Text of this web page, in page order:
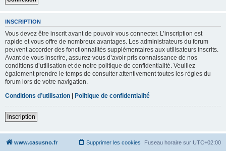
INSCRIPTION
Vous devez être inscrit avant de pouvoir vous connecter. L’inscription est
rapide et vous offre de nombreux avantages. Les administrateurs du forum
peuvent accorder des fonctionnalités supplémentaires aux utilisateurs inscrits.
Avant de vous inscrire, assurez-vous d’avoir pris connaissance de nos
conditions d’utilisation et de notre politique de confidentialité. Veuillez
également prendre le temps de consulter attentivement toutes les règles du
forum lors de votre navigation.
Conditions d’utilisation | Politique de confidentialité
Inscription
www.casusno.fr Fuseau horaire sur UTC+02:00
Supprimer les cookies